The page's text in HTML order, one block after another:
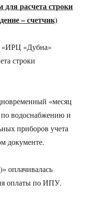
для расчета строки
– счетчик)
«ИРЦ «Дубна»
строки
«месяц
по водоснабжению и
приборов учета
документе.
оплачивалась
оплаты по ИПУ.